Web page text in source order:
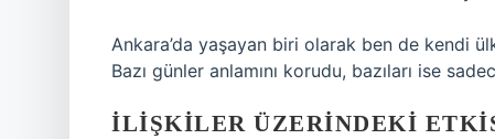
Ankara’da yaşayan biri olarak ben de kendi
Bazı günler anlamını korudu, bazıları ise
İLIŞKILER ÜZERINDEKI